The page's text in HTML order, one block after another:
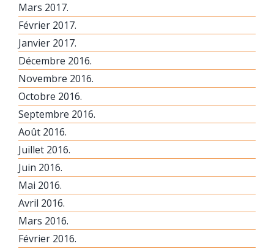
Mars 2017.
Février 2017.
Janvier 2017.
Décembre 2016.
Novembre 2016.
Octobre 2016.
Septembre 2016.
Août 2016.
Juillet 2016.
Juin 2016.
Mai 2016.
Avril 2016.
Mars 2016.
Février 2016.